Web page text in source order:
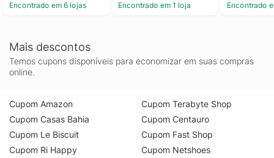
Encontrado em 6 lojas Encontrado em 1 loja Encontrado
Mais descontos
Temos cupons disponíveis para economizar em suas compras
online.
Cupom Amazon
Cupom Casas Bahia
Cupom Le Biscuit
Cupom Ri Happy
Cupom Terabyte Shop
Cupom Centauro
Cupom Fast Shop
Cupom Netshoes